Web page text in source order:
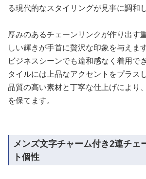
る現代的なスタイリングが見事に調和
厚みのあるチェーンリンクが作り出す
しい輝きが手首に贅沢な印象を与えます
ビジネスシーンでも違和感なく着用で
タイルには上品なアクセントをプラス
品質の高い素材と丁寧な仕上げにより
を保てます。
メンズ文字チャーム付き2連チェ
ト個性